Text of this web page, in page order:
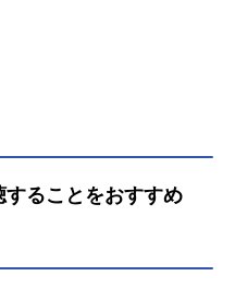
口孝行サブキャラクター
河合良介（キューン・プ
ることをおすすめ